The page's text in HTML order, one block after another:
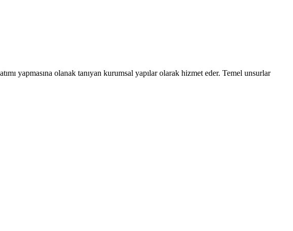
yapmasına olanak tanıyan kurumsal yapılar olarak hizmet eder. Temel unsurlar